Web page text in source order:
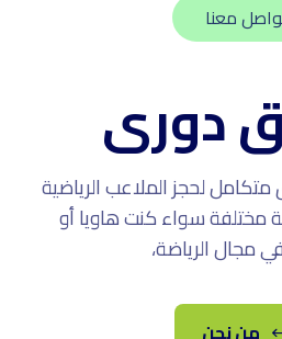
معنا
دورى
لحجز الملاعب الرياضية
مختلفة سواء كنت هاويا أو
مجال الرياضة،
من نحن